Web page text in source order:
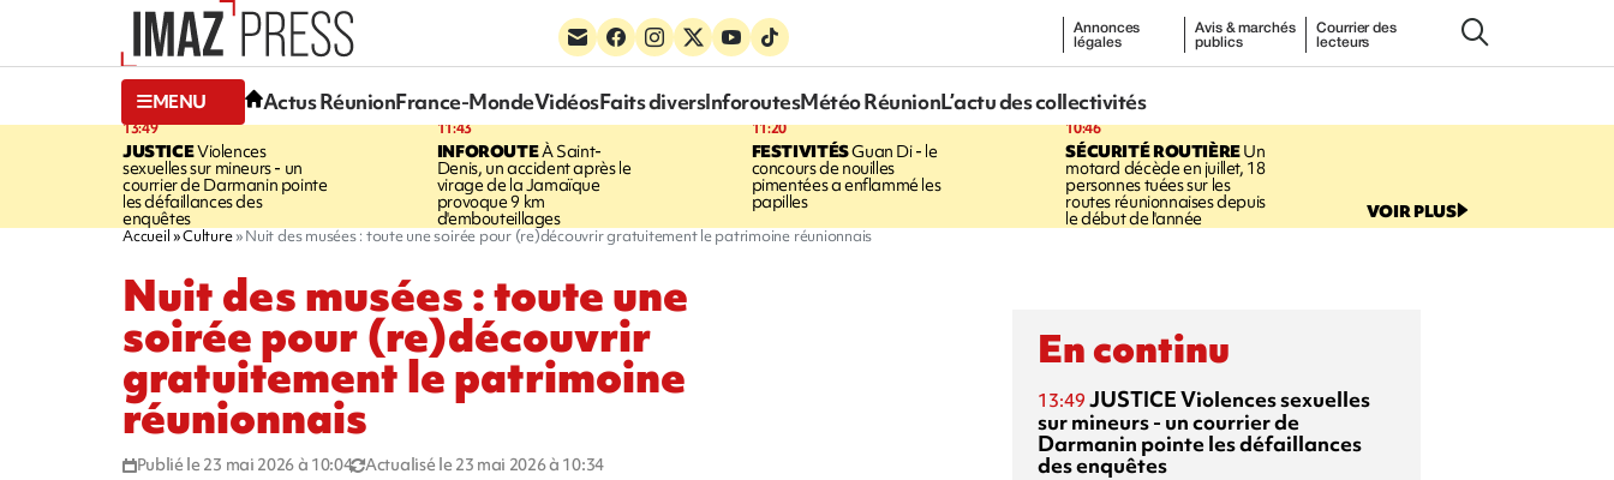
Annonces
légales
Avis & marchés
publics
Courrier des
lecteurs
MENU Actus RéunionFrance-MondeVidéosFaits diversInforoutesMétéo RéunionL’actu des collectivités
13:49
JUSTICEViolences
sexuelles sur mineurs - un
courrier de Darmanin pointe
les défaillances des
enquêtes
11:43
INFOROUTEÀ Saint-
Denis, un accident après le
virage de la Jamaïque
provoque 9 km
d'embouteillages
11:20
FESTIVITÉSGuan Di - le
concours de nouilles
pimentées a enflammé les
papilles
10:46
SÉCURITÉ ROUTIÈREUn
motard décède en juillet, 18
personnes tuées sur les
routes réunionnaises depuis
le début de l'année VOIR PLUS
Accueil Culture Nuit des musées : toute une soirée pour (re)découvrir gratuitement le patrimoine réunionnais
Nuit des musées : toute une
soirée pour (re)découvrir
gratuitement le patrimoine
réunionnais
Publié le 23 mai 2026 à 10:04 Actualisé le 23 mai 2026 à 10:34
En continu
13:49 JUSTICEViolences sexuelles
sur mineurs - un courrier de
Darmanin pointe les défaillances
des enquêtes